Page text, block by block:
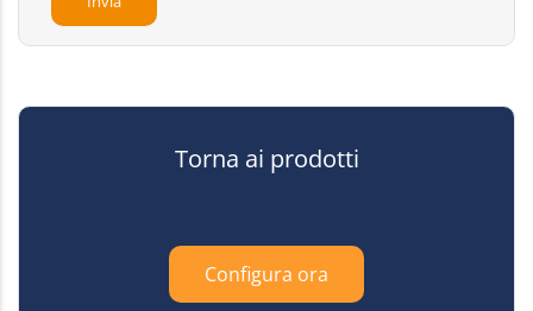
Torna ai prodotti
Configura ora